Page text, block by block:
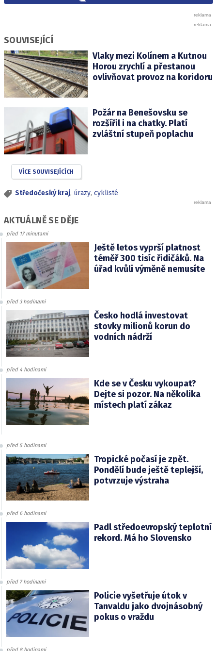
SOUVISEJÍCÍ
Vlaky mezi Kolínem a Kutnou
Horou zrychlí a přestanou
ovlivňovat provoz na koridoru
Požár na Benešovsku se
rozšířil i na chatky. Platí
zvláštní stupeň poplachu
VÍCE SOUVISEJÍCÍCH
Středočeský kraj, úrazy, cyklisté
AKTUÁLNĚ SE DĚJE
před 17 minutami
Ještě letos vyprší platnost
téměř 300 tisíc řidičáků. Na
úřad kvůli výměně nemusíte
před 3 hodinami
Česko hodlá investovat
stovky milionů korun do
vodních nádrží
před 4 hodinami
Kde se v Česku vykoupat?
Dejte si pozor. Na několika
místech platí zákaz
před 5 hodinami
Tropické počasí je zpět.
Pondělí bude ještě teplejší,
potvrzuje výstraha
před 6 hodinami
Padl středoevropský teplotní
rekord. Má ho Slovensko
před 7 hodinami
Policie vyšetřuje útok v
Tanvaldu jako dvojnásobný
pokus o vraždu
před 8 hodinami